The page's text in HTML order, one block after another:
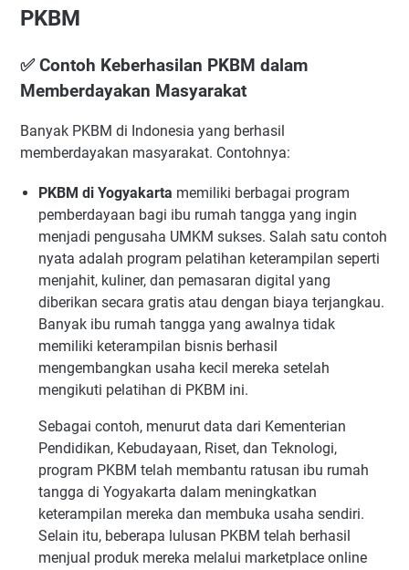
PKBM
✅ Contoh Keberhasilan PKBM dalam
Memberdayakan Masyarakat
Banyak PKBM di Indonesia yang berhasil
memberdayakan masyarakat. Contohnya:
PKBM di Yogyakarta memiliki berbagai program
pemberdayaan bagi ibu rumah tangga yang ingin
menjadi pengusaha UMKM sukses. Salah satu contoh
nyata adalah program pelatihan keterampilan seperti
menjahit, kuliner, dan pemasaran digital yang
diberikan secara gratis atau dengan biaya terjangkau.
Banyak ibu rumah tangga yang awalnya tidak
memiliki keterampilan bisnis berhasil
mengembangkan usaha kecil mereka setelah
mengikuti pelatihan di PKBM ini.
Sebagai contoh, menurut data dari Kementerian
Pendidikan, Kebudayaan, Riset, dan Teknologi,
program PKBM telah membantu ratusan ibu rumah
tangga di Yogyakarta dalam meningkatkan
keterampilan mereka dan membuka usaha sendiri.
Selain itu, beberapa lulusan PKBM telah berhasil
menjual produk mereka melalui marketplace online